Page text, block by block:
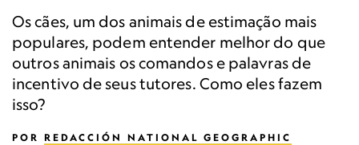
Os cães, um dos animais de estimação mais
populares, podem entender melhor do que
outros animais os comandos e palavras de
incentivo de seus tutores. Como eles fazem
isso?
POR REDACCIÓN NATIONAL GEOGRAPHIC